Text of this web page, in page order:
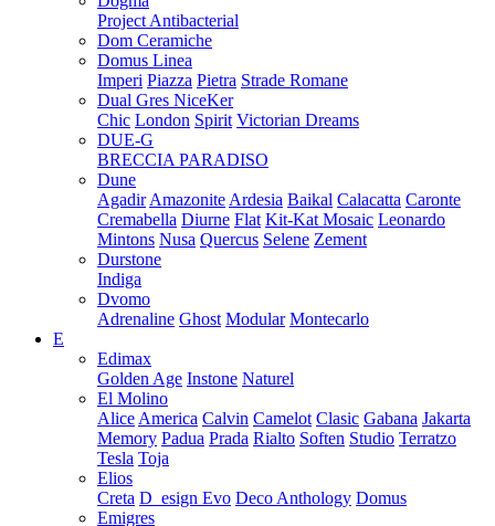
Project Antibacterial
Dom Ceramiche
Domus Linea
Imperi Piazza Pietra Strade Romane
Dual Gres NiceKer
Chic London Spirit Victorian Dreams
DUE-G
BRECCIA PARADISO
Dune
Agadir Amazonite Ardesia Baikal Calacatta Caronte
Cremabella Diurne Flat Kit-Kat Mosaic Leonardo
Mintons Nusa Quercus Selene Zement
Durstone
Indiga
Dvomo
Adrenaline Ghost Modular Montecarlo
E
Edimax
Golden Age Instone Naturel
El Molino
Alice America Calvin Camelot Clasic Gabana Jakarta
Memory Padua Prada Rialto Soften Studio Terratzo
Tesla Toja
Elios
Creta D_esign Evo Deco Anthology Domus
Emigres